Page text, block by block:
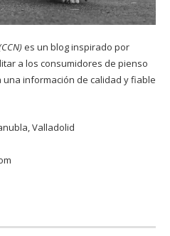
es un blog inspirado por
a los consumidores de pienso
información de calidad y fiable
Valladolid